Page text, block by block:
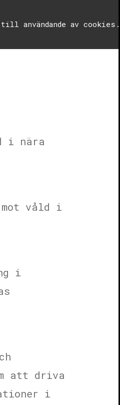
till användande av cookies.
i nära
mot våld i
i
att driva
i